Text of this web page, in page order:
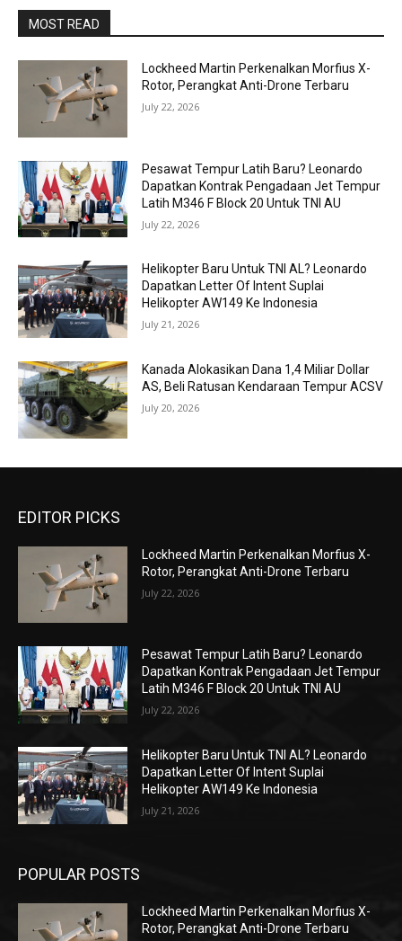
MOST READ
Lockheed Martin Perkenalkan Morfius X-
Rotor, Perangkat Anti-Drone Terbaru
July 22, 2026
Pesawat Tempur Latih Baru? Leonardo
Dapatkan Kontrak Pengadaan Jet Tempur
Latih M346 F Block 20 Untuk TNI AU
July 22, 2026
Helikopter Baru Untuk TNI AL? Leonardo
Dapatkan Letter Of Intent Suplai
Helikopter AW149 Ke Indonesia
July 21, 2026
Kanada Alokasikan Dana 1,4 Miliar Dollar
AS, Beli Ratusan Kendaraan Tempur ACSV
July 20, 2026
EDITOR PICKS
Lockheed Martin Perkenalkan Morfius X-
Rotor, Perangkat Anti-Drone Terbaru
July 22, 2026
Pesawat Tempur Latih Baru? Leonardo
Dapatkan Kontrak Pengadaan Jet Tempur
Latih M346 F Block 20 Untuk TNI AU
July 22, 2026
Helikopter Baru Untuk TNI AL? Leonardo
Dapatkan Letter Of Intent Suplai
Helikopter AW149 Ke Indonesia
July 21, 2026
POPULAR POSTS
Lockheed Martin Perkenalkan Morfius X-
Rotor, Perangkat Anti-Drone Terbaru